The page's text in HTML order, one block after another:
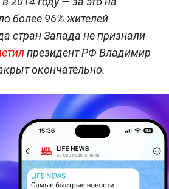
более 96% жителей
стран Запада не признали
президент РФ Владимир
окончательно.